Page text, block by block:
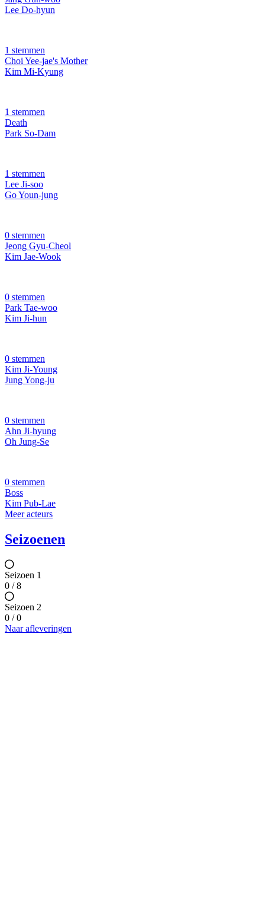
Lee Do-hyun
1 stemmen
Choi Yee-jae's Mother
Kim Mi-Kyung
1 stemmen
Death
Park So-Dam
1 stemmen
Lee Ji-soo
Go Youn-jung
0 stemmen
Jeong Gyu-Cheol
Kim Jae-Wook
0 stemmen
Park Tae-woo
Kim Ji-hun
0 stemmen
Kim Ji-Young
Jung Yong-ju
0 stemmen
Ahn Ji-hyung
Oh Jung-Se
0 stemmen
Boss
Kim Pub-Lae
Meer acteurs
Seizoenen
Seizoen 1
0 / 8
Seizoen 2
0 / 0
Naar afleveringen